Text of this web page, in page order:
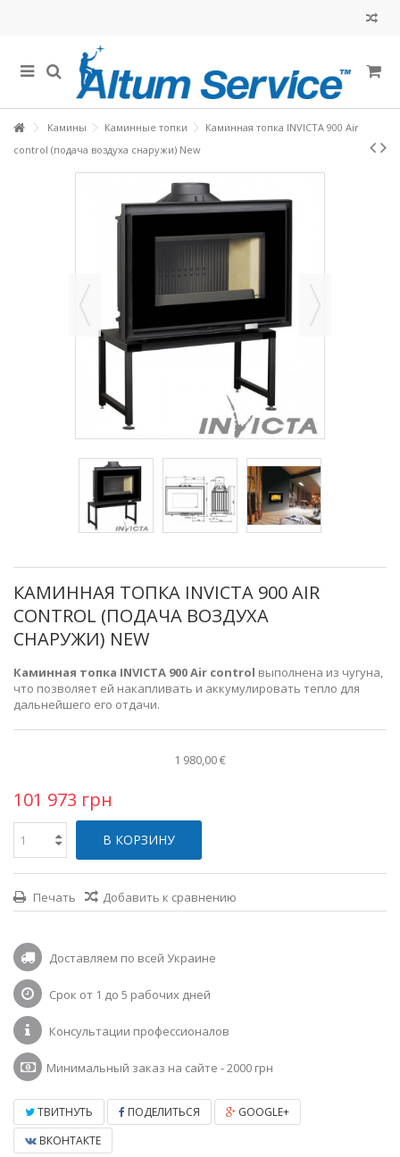
Камины Каминные топки
Каминная топка INVICTA 900 Air
control (подача воздуха снаружи) New
КАМИННАЯ ТОПКА INVICTA 900 AIR
CONTROL (ПОДАЧА ВОЗДУХА
СНАРУЖИ) NEW
Каминная топка INVICTA 900 Air control выполнена из чугуна,
что позволяет ей накапливать и аккумулировать тепло для
дальнейшего его отдачи.
1 980,00 €
101 973 грн
В КОРЗИНУ
Печать Добавить к сравнению
Доставляем по всей Украине
Срок от 1 до 5 рабочих дней
Консультации профессионалов
Минимальный заказ на сайте - 2000 грн
ТВИТНУТЬ ПОДЕЛИТЬСЯ
GOOGLE+
ВКОНТАКТЕ